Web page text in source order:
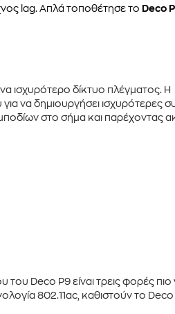
lag. Απλά τοποθέτησε το Deco
ισχυρότερο δίκτυο πλέγματος. Η
να δημιουργήσει ισχυρότερες
στο σήμα και παρέχοντας
του Deco P9 είναιτρεις φορές
802.11ac , καθιστούν το Deco